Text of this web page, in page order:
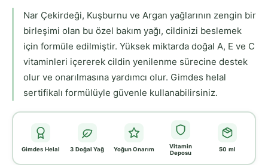
Nar Çekirdeği, Kuşburnu ve Argan yağlarının zengin bir
birleşimi olan bu özel bakım yağı, cildinizi beslemek
için formüle edilmiştir. Yüksek miktarda doğal A, E ve C
vitaminleri içererek cildin yenilenme sürecine destek
olur ve onarılmasına yardımcı olur. Gimdes helal
sertifikalı formülüyle güvenle kullanabilirsiniz.
Gimdes Helal 3 Doğal Yağ Yoğun Onarım
Vitamin
Deposu
50 ml